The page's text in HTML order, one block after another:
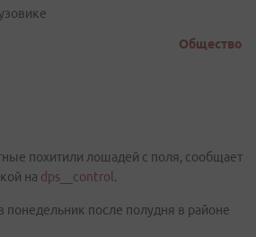
Общество
похитили лошадей с поля, сообщает
на dps__control .
после полудня в районе